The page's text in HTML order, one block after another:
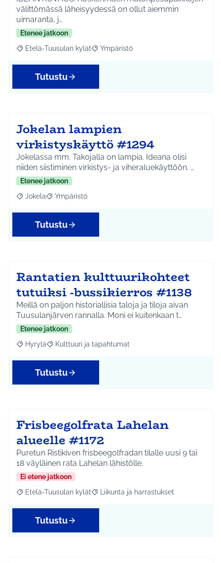
välittömässä läheisyydessä on ollut aiemmin
uimaranta, j…
Etenee jatkoon
Rajaa tulokset aihepiirin mukaan: Etelä-Tuusulan kylät
Etelä-Tuusulan kylät Rajaa tulokset teeman mukaan:
Ympäristö
Tutustu
Jokelan lampien
virkistyskäyttö #1294
Jokelassa mm. Takojalla on lampia. Ideana olisi
niiden siistiminen virkistys- ja viheraluekäyttöön. …
Etenee jatkoon
Rajaa tulokset aihepiirin mukaan: Jokela
Jokela Rajaa tulokset teeman mukaan: Ympäristö
Ympäristö
Tutustu
Rantatien kulttuurikohteet
tutuiksi -bussikierros #1138
Meillä on paljon historiallisia taloja ja tiloja aivan
Tuusulanjärven rannalla. Moni ei kuitenkaan t…
Etenee jatkoon
Rajaa tulokset aihepiirin mukaan: Hyrylä
Hyrylä Rajaa tulokset teeman mukaan: Kulttuuri ja
Kulttuuri ja tapahtumat
Tutustu
Frisbeegolfrata Lahelan
alueelle #1172
Puretun Ristikiven frisbeegolfradan tilalle uusi 9 tai
18 väyläinen rata Lahelan lähistölle.
Ei etene jatkoon
Rajaa tulokset aihepiirin mukaan: Etelä-Tuusulan kylät
Etelä-Tuusulan kylät Rajaa tulokset teeman mukaan:
Liikunta ja harrastukset
Tutustu